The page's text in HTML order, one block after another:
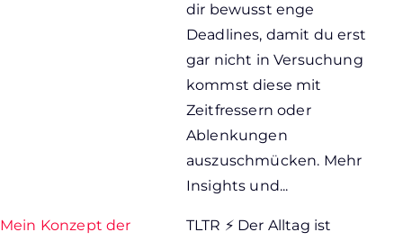
dir bewusst enge
Deadlines, damit du erst
gar nicht in Versuchung
kommst diese mit
Zeitfressern oder
Ablenkungen
auszuschmücken. Mehr
Insights und...
Mein Konzept der
TLTR ⚡ Der Alltag ist